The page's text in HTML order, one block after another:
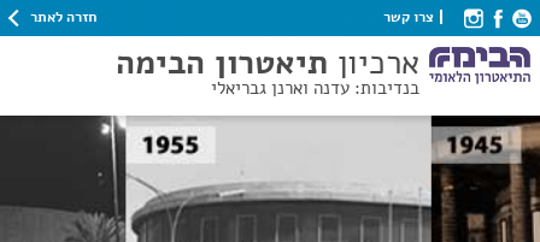
צרו קשר חזרה לאתר
ארכיון תיאטרון הבימה
בנדיבות: עדנה וארנן גבריאלי